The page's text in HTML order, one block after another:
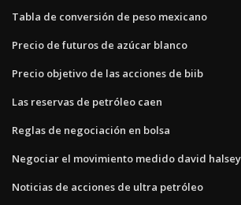
Tabla de conversión de peso mexicano
Precio de futuros de azúcar blanco
Precio objetivo de las acciones de biib
Las reservas de petróleo caen
Reglas de negociación en bolsa
Negociar el movimiento medido david
Noticias de acciones de ultra petróleo